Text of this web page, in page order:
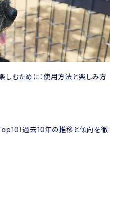
しむために：使用方法と楽しみ方